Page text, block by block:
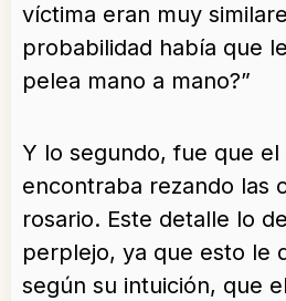
víctima eran muy
probabilidad había que
pelea mano a mano?”
Y lo segundo, fue que
encontraba rezando las
rosario. Este detalle lo
perplejo, ya que esto le
según su intuición, que